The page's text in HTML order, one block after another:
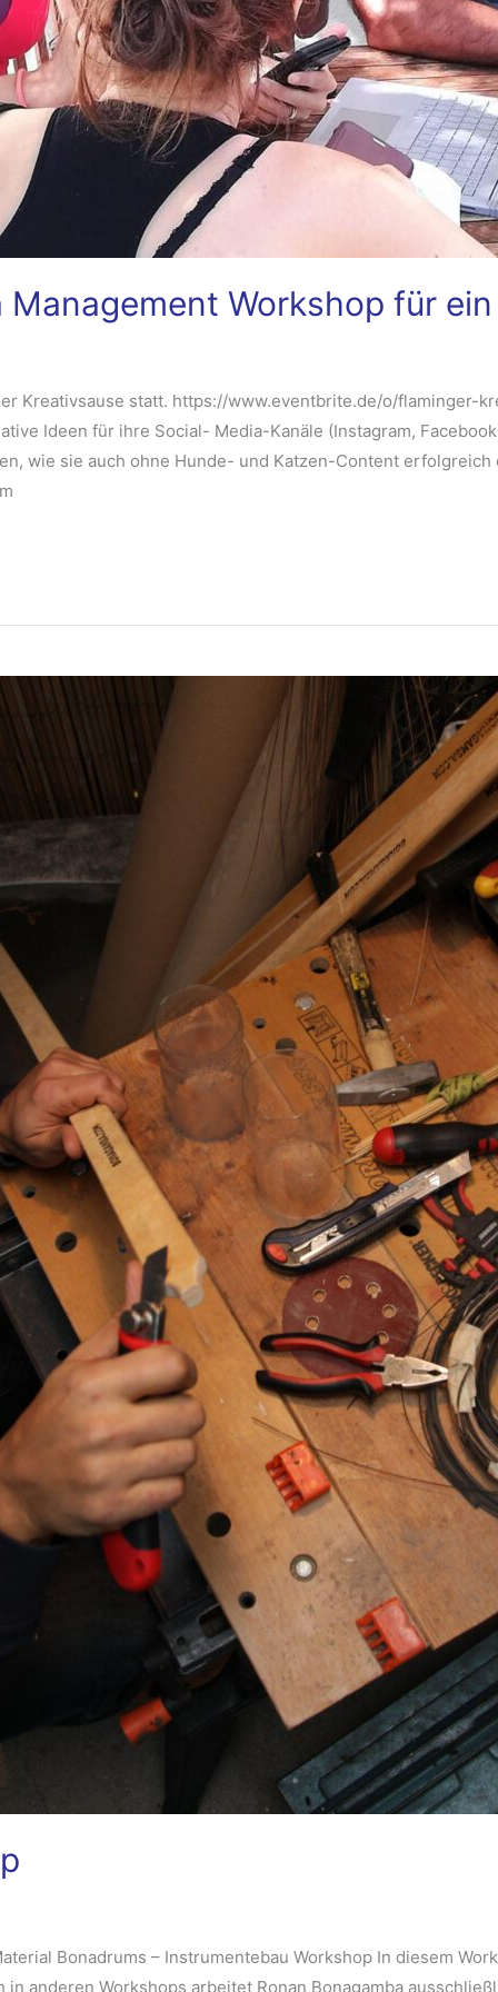
Workshop für
Kreativsause statt. https://www.eventbrite.de/o/flaminger-
Ideen für ihre Social- Media-Kanäle (Instagram,
wie sie auch ohne Hunde- und Katzen-Content
Bonadrums – Instrumentebau Workshop In diesem
anderen Workshops arbeitet Ronan Bonagamba